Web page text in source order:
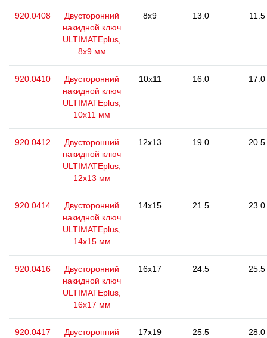
920.0408
Двусторонний
накидной ключ
ULTIMATEplus,
8x9 мм
8x9 13.0 11.5
920.0410
Двусторонний
накидной ключ
ULTIMATEplus,
10x11 мм
10x11 16.0 17.0
920.0412
Двусторонний
накидной ключ
ULTIMATEplus,
12x13 мм
12x13 19.0 20.5
920.0414
Двусторонний
накидной ключ
ULTIMATEplus,
14x15 мм
14x15 21.5 23.0
920.0416
Двусторонний
накидной ключ
ULTIMATEplus,
16x17 мм
16x17 24.5 25.5
920.0417
Двусторонний
17x19 25.5 28.0